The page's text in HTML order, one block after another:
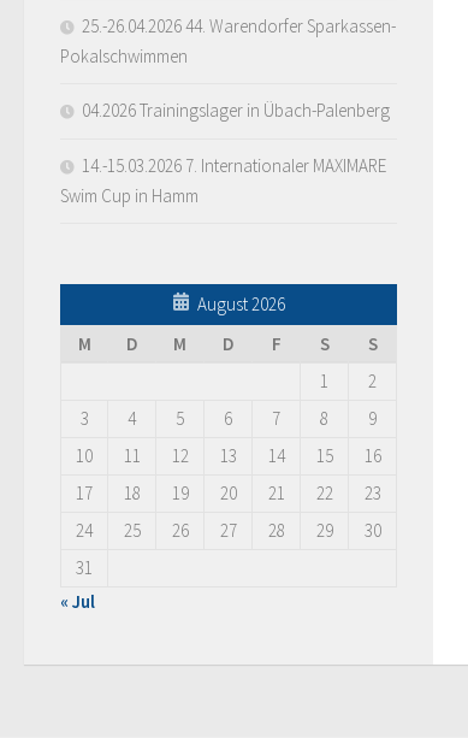
25.-26.04.2026 44. Warendorfer Sparkassen-
Pokalschwimmen
04.2026 Trainingslager in Übach-Palenberg
14.-15.03.2026 7. Internationaler MAXIMARE
Swim Cup in Hamm
August 2026
M
D M D F S
S
1
2
3
4 5 6 7 8
9
10
11 12 13 14 15
16
17
18 19 20 21 22
23
24
25 26 27 28 29
30
31
« Jul